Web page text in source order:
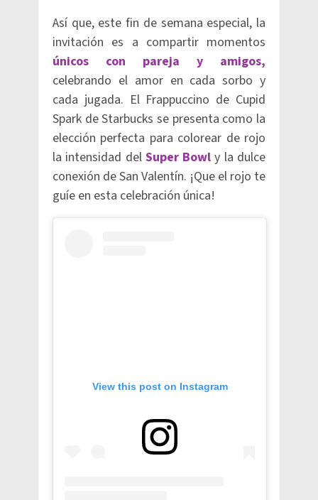
Así que, este fin de semana especial, la
invitación es a compartir momentos
únicos con pareja y amigos,
celebrando el amor en cada sorbo y
cada jugada. El Frappuccino de Cupid
Spark de Starbucks se presenta como la
elección perfecta para colorear de rojo
la intensidad del Super Bowl y la dulce
conexión de San Valentín. ¡Que el rojo te
guíe en esta celebración única!
View this post on Instagram